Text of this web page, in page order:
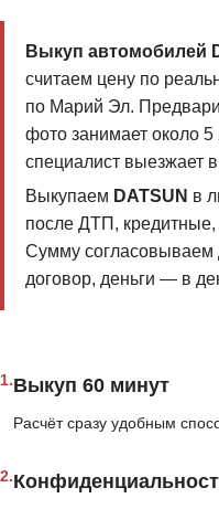
Выкуп автомобилей
считаем цену по
по Марий Эл.
фото занимает около
специалист выезжает
Выкупаем DATSUN в
после ДТП, кредитные,
Сумму согласовываем
договор, деньги — в
1.Выкуп 60 минут
Расчёт сразу удобным
2.